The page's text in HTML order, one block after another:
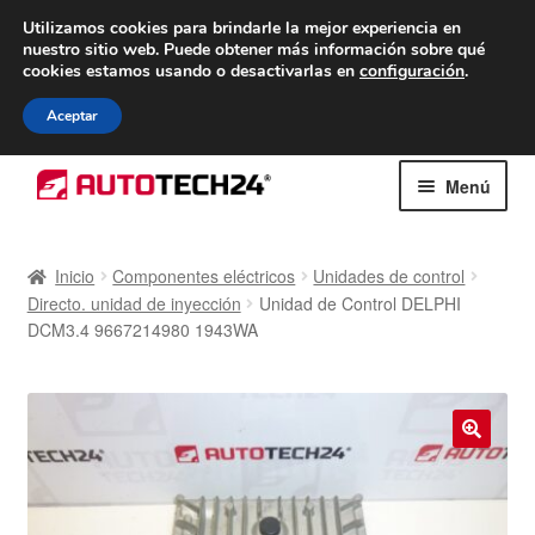
ENTREGA desde 7 EUR
De lunes a viernes de 9 a. m. a 4 p. m.
navegación
al
Menú
Caja registradora
Envío al mundo entero
Inicio Componentes eléctricos
Unidades de control
Directo. unidad de inyección
Unidad de Control DELPHI
DCM3.4 9667214980 1943WA
🔍
Utilizamos cookies para brindarle la mejor experiencia en
nuestro sitio web. Puede obtener más información sobre qué
cookies estamos usando o desactivarlas en configuración.
Aceptar